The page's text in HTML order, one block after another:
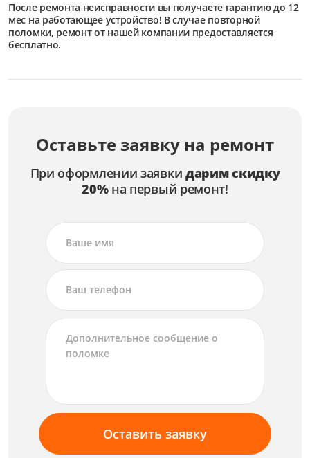
После ремонта неисправности вы получаете гарантию до 12
мес на работающее устройство! В случае повторной
поломки, ремонт от нашей компании предоставляется
бесплатно.
Оставьте заявку на ремонт
При оформлении заявки дарим скидку
20%на первый ремонт!
Оставить заявку